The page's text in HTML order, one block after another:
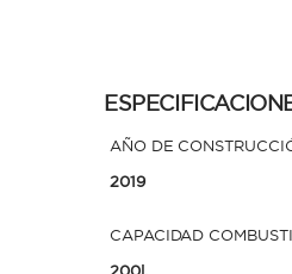
AÑO DE
2019
CAPACIDAD